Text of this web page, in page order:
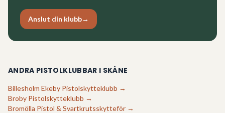
Anslut din klubb→
ANDRA PISTOLKLUBBAR I SKÅNE
Billesholm Ekeby Pistolskytteklubb →
Broby Pistolskytteklubb →
Bromölla Pistol & Svartkrutsskytteför →